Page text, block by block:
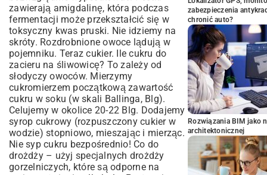
zawierają amigdalinę, która podczas
fermentacji może przekształcić się w
toksyczny kwas pruski. Nie idziemy na
skróty. Rozdrobnione owoce lądują w
pojemniku. Teraz cukier. Ile cukru do
zacieru na śliwowicę? To zależy od
słodyczy owoców. Mierzymy
cukromierzem początkową zawartość
cukru w soku (w skali Ballinga, Blg).
Celujemy w okolice 20-22 Blg. Dodajemy
syrop cukrowy (rozpuszczony cukier w
wodzie) stopniowo, mieszając i mierząc.
Nie syp cukru bezpośrednio! Co do
drożdży – użyj specjalnych drożdży
gorzelniczych, które są odporne na
zabezpieczenia
chronić auto?
Rozwiązania BIM jako
architektonicznej